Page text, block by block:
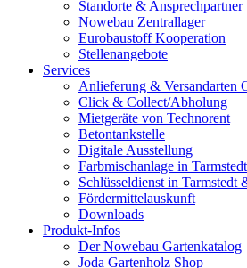
Standorte & Ansprechpartner
Nowebau Zentrallager
Eurobaustoff Kooperation
Stellenangebote
Services
Anlieferung & Versandarten
Click & Collect/Abholung
Mietgeräte von Technorent
Betontankstelle
Digitale Ausstellung
Farbmischanlage in Tarmstedt
Schlüsseldienst in Tarmstedt
Fördermittelauskunft
Downloads
Produkt-Infos
Der Nowebau Gartenkatalog
Joda Gartenholz Shop